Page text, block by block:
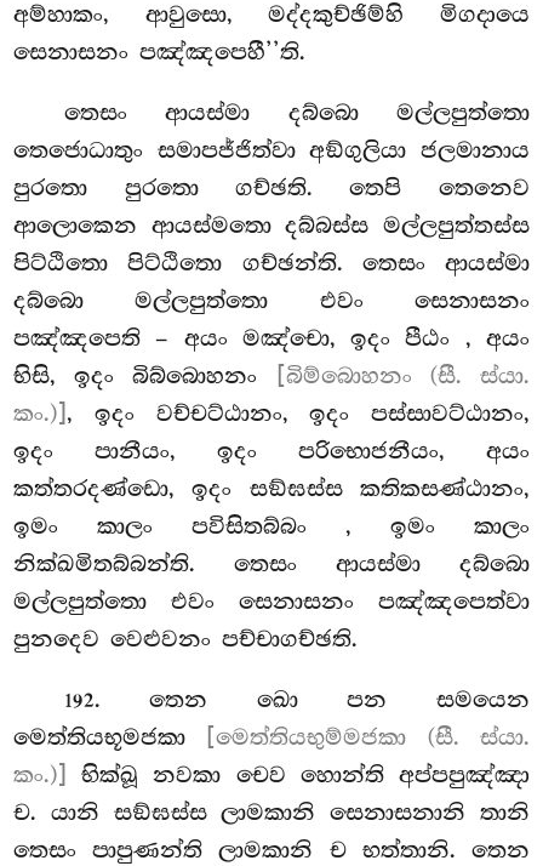
අම්හාකං, ආවුසො, මද්දකුච්ඡිම්හි මිගදායෙ
සෙනාසනං පඤ්ඤපෙහී’’ති.
තෙසංආයස්මා දබ්බො මල්ලපුත්තො
තෙජොධාතුං සමාපජ්ජිත්වා අඞ්ගුලියා ජලමානාය
පුරතො පුරතො ගච්ඡති. තෙපි තෙනෙව
ආලොකෙන ආයස්මතො දබ්බස්ස මල්ලපුත්තස්ස
පිට්ඨිතො පිට්ඨිතො ගච්ඡන්ති. තෙසං ආයස්මා
දබ්බො මල්ලපුත්තො එවං සෙනාසනං
පඤ්ඤපෙති – අයං මඤ්චො, ඉදං පීඨං , අයං
භිසි, ඉදං බිබ්බොහනං
[බිම්බොහනං (සී. ස්යා.
කං.)], ඉදං වච්චට්ඨානං, ඉදං පස්සාවට්ඨානං,
ඉදං පානීයං, ඉදං පරිභොජනීයං, අයං
කත්තරදණ්ඩො, ඉදං සඞ්ඝස්ස කතිකසණ්ඨානං,
ඉමං කාලං පවිසිතබ්බං , ඉමං කාලං
නික්ඛමිතබ්බන්ති. තෙසං ආයස්මා දබ්බො
මල්ලපුත්තො එවං සෙනාසනං පඤ්ඤපෙත්වා
පුනදෙව වෙළුවනං පච්චාගච්ඡති.
192. තෙන ඛො පන සමයෙන
මෙත්තියභූමජකා
[මෙත්තියභුම්මජකා (සී. ස්යා.
කං.)]
භික්ඛූ නවකා චෙව හොන්ති අප්පපුඤ්ඤා
ච. යානි සඞ්ඝස්ස ලාමකානි සෙනාසනානි තානි
තෙසං පාපුණන්ති ලාමකානි ච භත්තානි. තෙන